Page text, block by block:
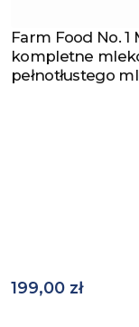
Zobacz produkt
Farm Food No. 1
kompletne
pełnotłustego
199,00 zł